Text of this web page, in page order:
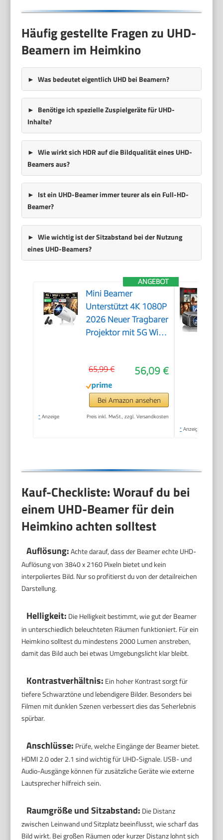
Häufig gestellte Fragen zu UHD-
Beamern im Heimkino
Was bedeutet eigentlich UHD bei Beamern?
Benötige ich spezielle Zuspielgeräte für UHD-
Inhalte?
Wie wirkt sich HDR auf die Bildqualität eines UHD-
Beamers aus?
Ist ein UHD-Beamer immer teurer als ein Full-HD-
Beamer?
Wie wichtig ist der Sitzabstand bei der Nutzung
eines UHD-Beamers?
ANGEBOT
Mini Beamer
Unterstützt 4K 1080P
2026 Neuer Tragbarer
Projektor mit 5G WiFi
Automatische
Trapezialkorrektur
180 ° Drehung für
HDMI/Tv
56,09 €
65,99 €
Bei Amazon ansehen
* Anzeige Preis inkl. MwSt., zzgl. Versandkosten
* Anzeige
Kauf-Checkliste: Worauf du bei
einem UHD-Beamer für dein
Heimkino achten solltest
Auflösung:Achte darauf, dass der Beamer echte UHD-
Auflösung von 3840 x 2160 Pixeln bietet und kein
interpoliertes Bild. Nur so profitierst du von der detailreichen
Darstellung.
Helligkeit: Die Helligkeit bestimmt, wie gut der Beamer
in unterschiedlich beleuchteten Räumen funktioniert. Für ein
Heimkino solltest du mindestens 2000 Lumen anstreben,
damit das Bild auch bei etwas Umgebungslicht klar bleibt.
Kontrastverhältnis: Ein hoher Kontrast sorgt für
tiefere Schwarztöne und lebendigere Bilder. Besonders bei
Filmen mit dunklen Szenen verbessert dies das Seherlebnis
spürbar.
Anschlüsse: Prüfe, welche Eingänge der Beamer bietet.
HDMI 2.0 oder 2.1 sind wichtig für UHD-Signale. USB- und
Audio-Ausgänge können für zusätzliche Geräte wie externe
Lautsprecher hilfreich sein.
Raumgröße und Sitzabstand: Die Distanz
zwischen Leinwand und Sitzplatz beeinflusst, wie scharf das
Bild wirkt. Bei großen Räumen oder kurzer Distanz lohnt sich